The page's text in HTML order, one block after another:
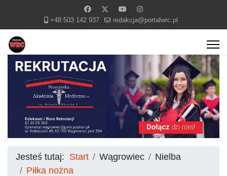
+48 503 142 937 redakcja@portalwrc.pl
Jesteś tutaj: Start Wągrowiec
Nielba
Piłka nożna